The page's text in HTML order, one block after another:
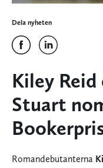
Dela nyheten
Kiley
Stuart
Romandebutanterna